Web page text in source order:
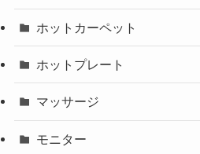
ホットカーペット
ホットプレート
マッサージ
モニター